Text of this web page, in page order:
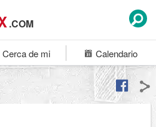
.COM
Cerca de mi Calendario